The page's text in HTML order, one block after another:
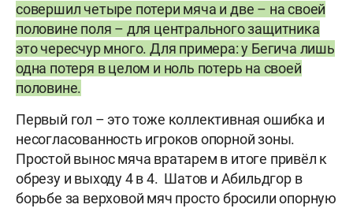
совершил четыре потери мяча и две – на своей
половине поля – для центрального защитника
это чересчур много. Для примера: у Бегича лишь
одна потеря в целом и ноль потерь на своей
половине.
Первый гол – это тоже коллективная ошибка и
несогласованность игроков опорной зоны.
Простой вынос мяча вратарем в итоге привёл к
обрезу и выходу 4 в 4. Шатов и Абильдгор в
борьбе за верховой мяч просто бросили опорную